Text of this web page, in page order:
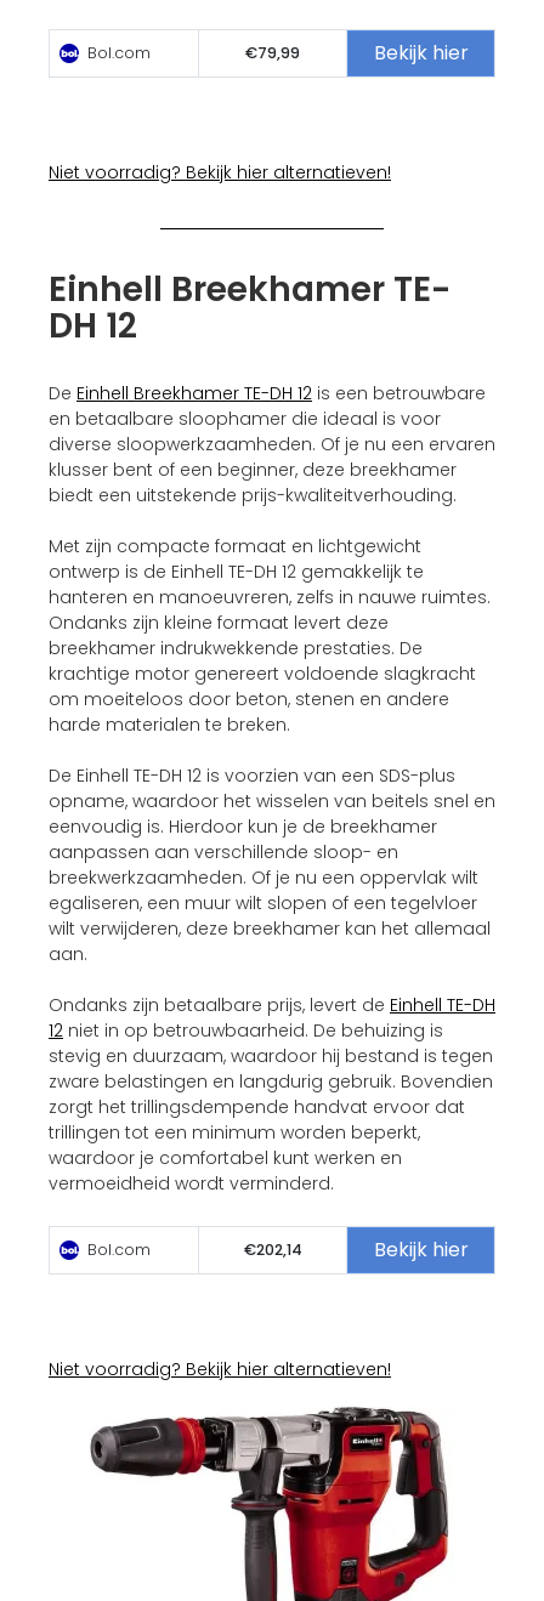
Bol.com €79,99 Bekijk hier
Niet voorradig? Bekijk hier alternatieven!
Einhell Breekhamer TE-
DH 12
De Einhell Breekhamer TE-DH 12 is een betrouwbare
en betaalbare sloophamer die ideaal is voor
diverse sloopwerkzaamheden. Of je nu een ervaren
klusser bent of een beginner, deze breekhamer
biedt een uitstekende prijs-kwaliteitverhouding.
Met zijn compacte formaat en lichtgewicht
ontwerp is de Einhell TE-DH 12 gemakkelijk te
hanteren en manoeuvreren, zelfs in nauwe ruimtes.
Ondanks zijn kleine formaat levert deze
breekhamer indrukwekkende prestaties. De
krachtige motor genereert voldoende slagkracht
om moeiteloos door beton, stenen en andere
harde materialen te breken.
De Einhell TE-DH 12 is voorzien van een SDS-plus
opname, waardoor het wisselen van beitels snel en
eenvoudig is. Hierdoor kun je de breekhamer
aanpassen aan verschillende sloop- en
breekwerkzaamheden. Of je nu een oppervlak wilt
egaliseren, een muur wilt slopen of een tegelvloer
wilt verwijderen, deze breekhamer kan het allemaal
aan.
Ondanks zijn betaalbare prijs, levert de Einhell TE-DH
12 niet in op betrouwbaarheid. De behuizing is
stevig en duurzaam, waardoor hij bestand is tegen
zware belastingen en langdurig gebruik. Bovendien
zorgt het trillingsdempende handvat ervoor dat
trillingen tot een minimum worden beperkt,
waardoor je comfortabel kunt werken en
vermoeidheid wordt verminderd.
Bol.com €202,14 Bekijk hier
Niet voorradig? Bekijk hier alternatieven!